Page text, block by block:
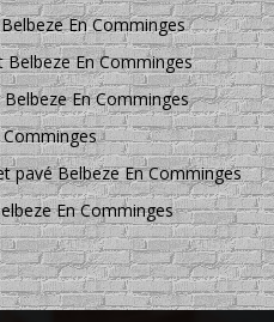
En Comminges
En Comminges
En Comminges
pavé Belbeze En Comminges
En Comminges